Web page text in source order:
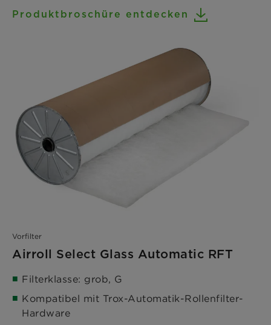
Produktbroschüre entdecken
Vorfilter
Airroll Select Glass Automatic RFT
Filterklasse: grob, G
Kompatibel mit Trox-Automatik-Rollenfilter-
Hardware